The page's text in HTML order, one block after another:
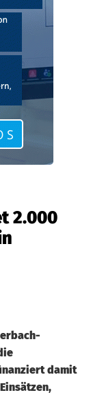
2.000
damit